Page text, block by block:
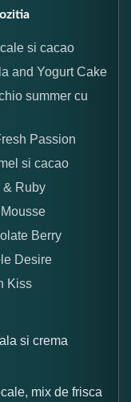
si cacao
and Yogurt Cake
summer cu
Passion
si cacao
& Ruby
Berry
Desire
Kiss
si crema
mix de frisca